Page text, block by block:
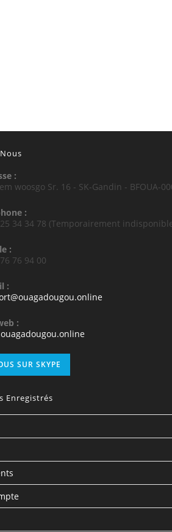
:
woosgo Sr. 16 - SK-Gandin - BFOUA-
:
34 34 78 (Temporairement
:
76 94 00
:
:
SUR SKYPE
Enregistrés